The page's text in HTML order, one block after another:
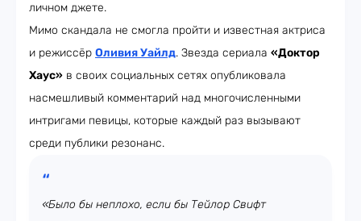
личном джете.
Мимо скандала не смогла пройти и известная актриса
и режиссёр Оливия Уайлд. Звезда сериала «Доктор
Хаус» в своих социальных сетях опубликовала
насмешливый комментарий над многочисленными
интригами певицы, которые каждый раз вызывают
среди публики резонанс.
«Было бы неплохо, если бы Тейлор Свифт